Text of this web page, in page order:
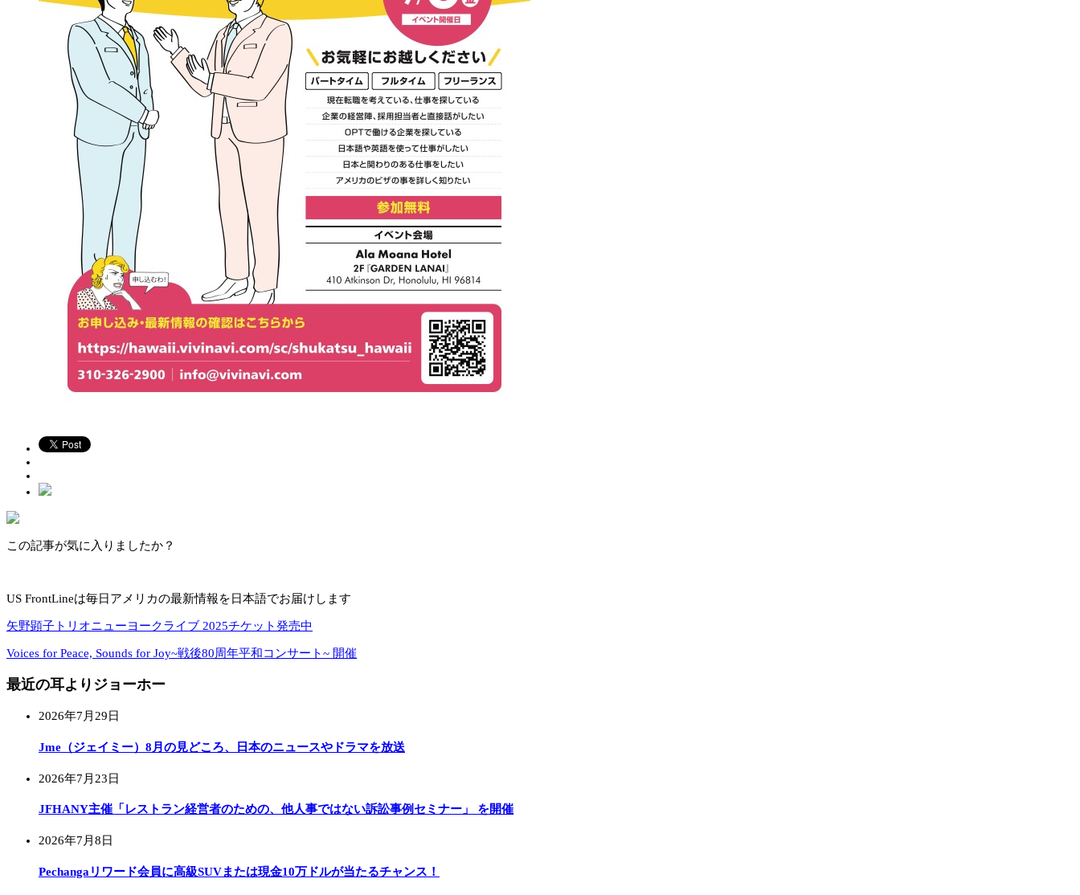
この記事が気に入りましたか？
US FrontLineは毎日アメリカの最新情報を日本語でお届けします
矢野顕子トリオニューヨークライブ 2025チケット発売中
Voices for Peace, Sounds for Joy~戦後80周年平和コンサート~ 開催
最近の耳よりジョーホー
2026年7月29日
Jme（ジェイミー）8月の見どころ、日本のニュースやドラマを放送
2026年7月23日
JFHANY主催「レストラン経営者のための、他人事ではない訴訟事例セミナー」 を開催
2026年7月8日
Pechangaリワード会員に高級SUVまたは現金10万ドルが当たるチャンス！